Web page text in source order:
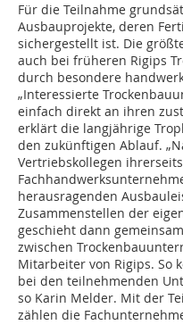
Für die Teilnahme
Ausbauprojekte, deren
sichergestellt ist. Die
auch bei früheren Rigips
durch besondere
„Interessierte
einfach direkt an ihren
erklärt die langjährige
den zukünftigen Ablauf.
Vertriebskollegen
herausragenden
Zusammenstellen der
geschieht dann
zwischen
Mitarbeiter von Rigips. So
bei den teilnehmenden
so Karin Melder. Mit der
zählen die